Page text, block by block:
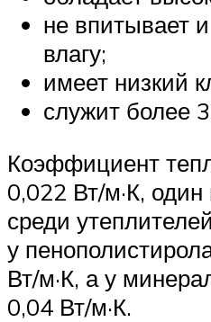
не впитывает
влагу;
имеет низкий
служит более
Коэффициент
0,022 Вт/м·К,
среди
у
Вт/м·К, а у
0,04 Вт/м·К.